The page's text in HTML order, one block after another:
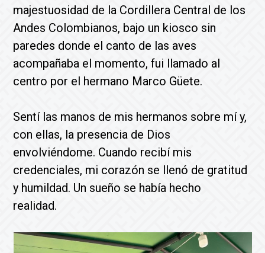
majestuosidad de la Cordillera Central de los
Andes Colombianos, bajo un kiosco sin
paredes donde el canto de las aves
acompañaba el momento, fui llamado al
centro por el hermano Marco Güete.
Sentí las manos de mis hermanos sobre mí y,
con ellas, la presencia de Dios
envolviéndome. Cuando recibí mis
credenciales, mi corazón se llenó de gratitud
y humildad. Un sueño se había hecho
realidad.